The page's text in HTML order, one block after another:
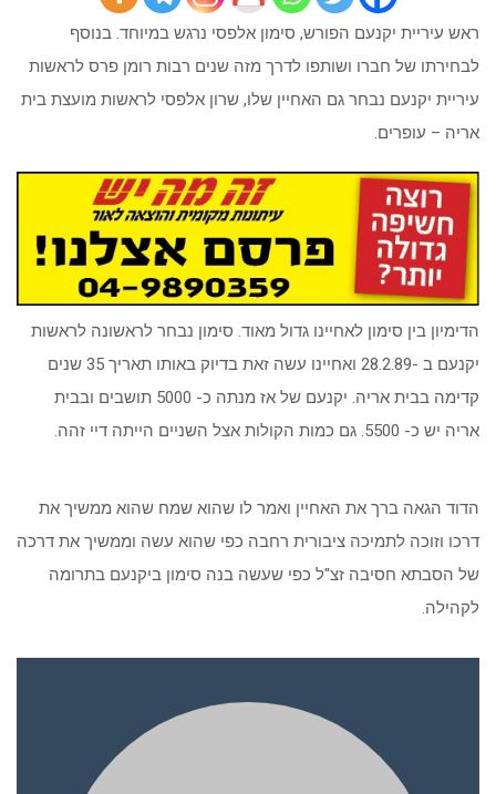
ראש עיריית יקנעם הפורש, סימון אלפסי נרגש במיוחד. בנוסף
לבחירתו של חברו ושותפו לדרך מזה שנים רבות רומן פרס לראשות
עיריית יקנעם נבחר גם האחיין שלו, שרון אלפסי לראשות מועצת בית
אריה – עופרים.
הדימיון בין סימון לאחיינו גדול מאוד. סימון נבחר לראשונה לראשות
יקנעם ב -28.2.89 ואחיינו עשה זאת בדיוק באותו תאריך 35 שנים
קדימה בבית אריה. יקנעם של אז מנתה כ- 5000 תושבים ובבית
אריה יש כ- 5500. גם כמות הקולות אצל השניים הייתה דיי זהה.
הדוד הגאה ברך את האחיין ואמר לו שהוא שמח שהוא ממשיך את
דרכו וזוכה לתמיכה ציבורית רחבה כפי שהוא עשה וממשיך את דרכה
של הסבתא חסיבה זצ"ל כפי שעשה בנה סימון ביקנעם בתרומה
לקהילה.